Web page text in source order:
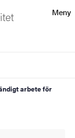
Meny
arbete för